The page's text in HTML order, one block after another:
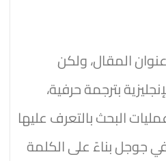
المقال، ولكن
بترجمة حرفية،
البحث بالتعرف عليها
جوجل بناءً على الكلمة